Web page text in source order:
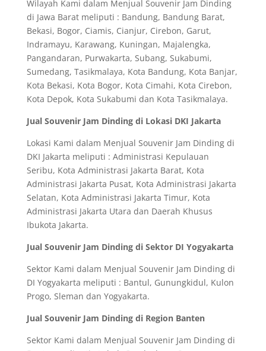
Wilayah Kami dalam Menjual Souvenir Jam Dinding
di Jawa Barat meliputi : Bandung, Bandung Barat,
Bekasi, Bogor, Ciamis, Cianjur, Cirebon, Garut,
Indramayu, Karawang, Kuningan, Majalengka,
Pangandaran, Purwakarta, Subang, Sukabumi,
Sumedang, Tasikmalaya, Kota Bandung, Kota Banjar,
Kota Bekasi, Kota Bogor, Kota Cimahi, Kota Cirebon,
Kota Depok, Kota Sukabumi dan Kota Tasikmalaya.
Jual Souvenir Jam Dinding di Lokasi DKI Jakarta
Lokasi Kami dalam Menjual Souvenir Jam Dinding di
DKI Jakarta meliputi : Administrasi Kepulauan
Seribu, Kota Administrasi Jakarta Barat, Kota
Administrasi Jakarta Pusat, Kota Administrasi Jakarta
Selatan, Kota Administrasi Jakarta Timur, Kota
Administrasi Jakarta Utara dan Daerah Khusus
Ibukota Jakarta.
Jual Souvenir Jam Dinding di Sektor DI Yogyakarta
Sektor Kami dalam Menjual Souvenir Jam Dinding di
DI Yogyakarta meliputi : Bantul, Gunungkidul, Kulon
Progo, Sleman dan Yogyakarta.
Jual Souvenir Jam Dinding di Region Banten
Sektor Kami dalam Menjual Souvenir Jam Dinding di